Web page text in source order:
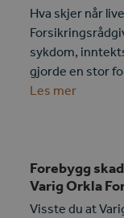
Hva skjer når
sykdom,
gjorde en stor
Les mer
Forebygg
Varig Orkla
Visste du at